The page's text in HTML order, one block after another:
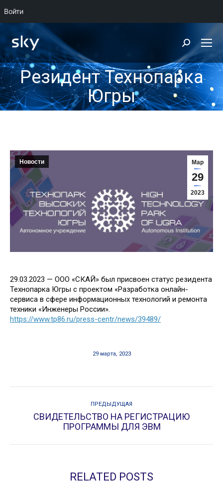
Войти
Поиск:
Резидент Технопарка
Югры
Вы здесь:
Мар
29
2023
Новости
29.03.2023 — ООО «СКАЙ» был присвоен статус резидента
Технопарка Югры с проектом «Разработка онлайн-
сервиса в сфере информационных технологий и ремонта
техники «Инженеры России».
https://www.tp86.ru/press-centr/news/39489/
29 марта, 2023
ЗАПИСЯМ
ПРЕДЫДУЩАЯ
Предыдущая
запись:
СВИДЕТЕЛЬСТВО НА РЕГИСТРАЦИЮ
ПРОГРАММЫ ДЛЯ ЭВМ
RELATED POSTS